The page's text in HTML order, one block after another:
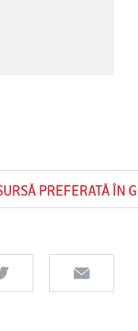
PREFERATĂ ÎN